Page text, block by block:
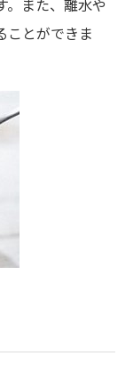
。また、離水や
ことができま